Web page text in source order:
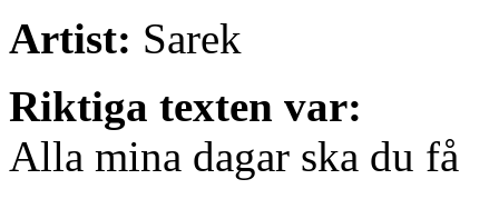
Artist: Sarek
Riktiga texten var:
Alla mina dagar ska du få